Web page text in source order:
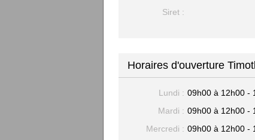
Siret :
Horaires d'ouverture
Lundi : 09h00 à 12h00 -
Mardi : 09h00 à 12h00 -
Mercredi : 09h00 à 12h00 -